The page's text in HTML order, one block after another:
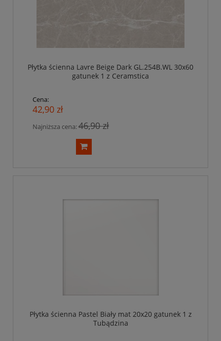
Płytka ścienna Lavre Beige Dark GL.254B.WL 30x60
gatunek 1 z Ceramstica
Cena:
42,90 zł
Najniższa cena:46,90 zł
Płytka ścienna Pastel Biały mat 20x20 gatunek 1 z
Tubądzina